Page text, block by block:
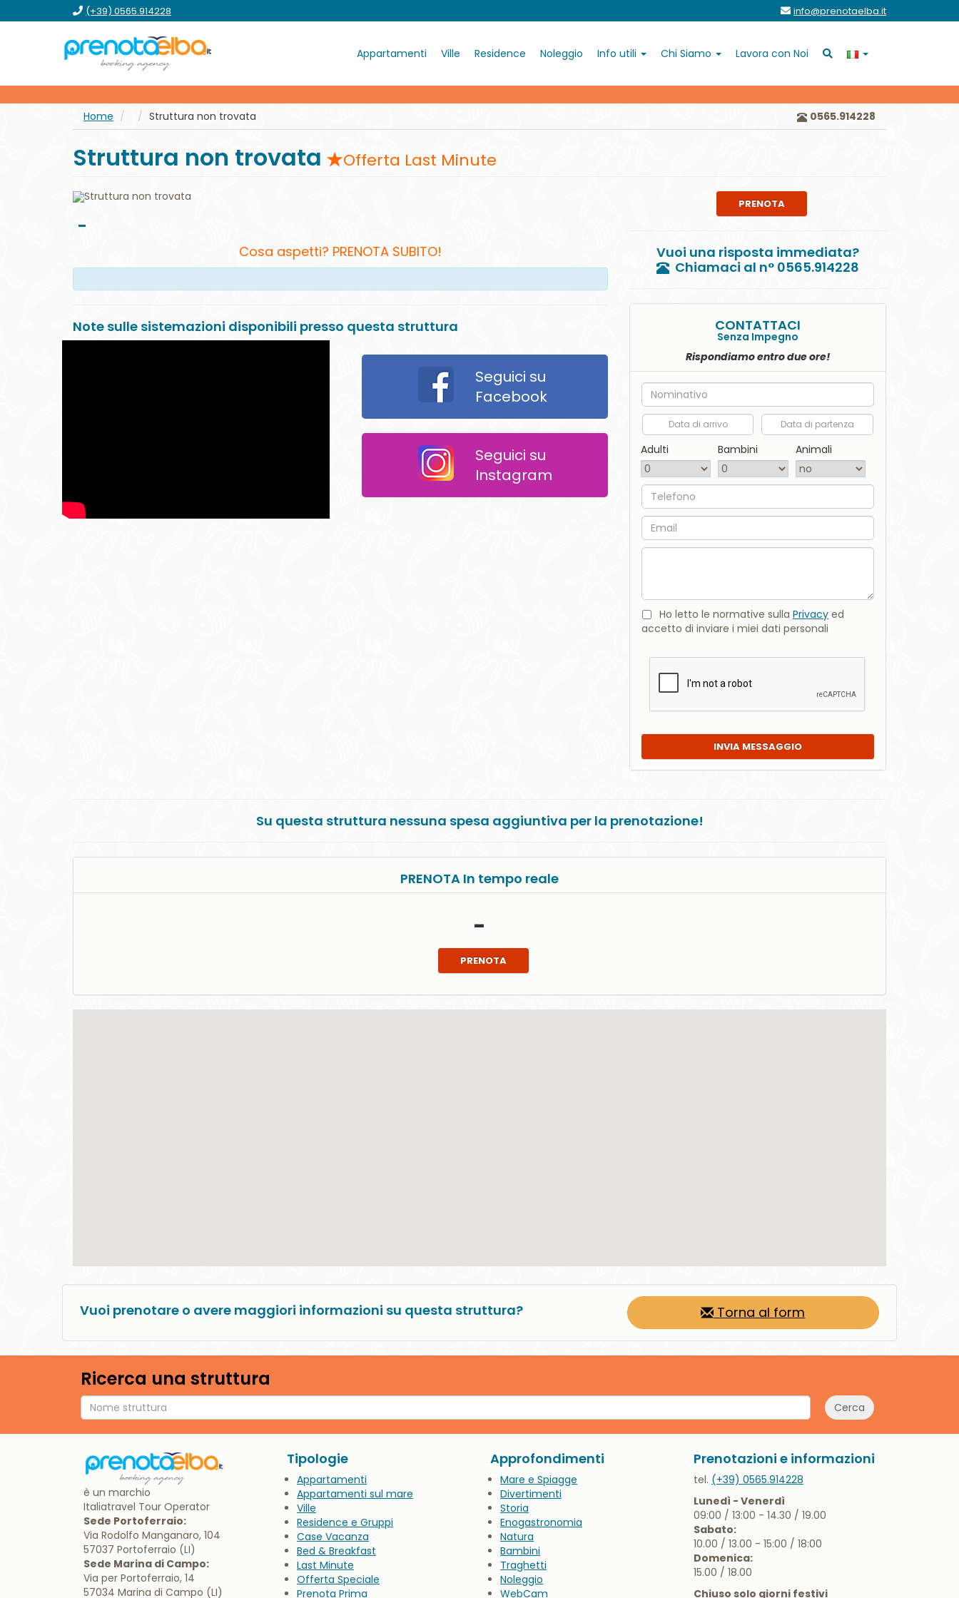
al
al
al
al
(+39) 0565.914228 info@prenotaelba.it
Appartamenti Ville Residence Noleggio Info utili Chi Siamo Lavora con Noi
Home Struttura non trovata 0565.914228
Struttura non trovata Offerta Last Minute
-
Cosa aspetti? PRENOTA SUBITO!
Note sulle sistemazioni disponibili presso questa struttura
Seguici su
Facebook
Seguici su
Instagram
PRENOTA
Vuoi una risposta immediata?
Chiamaci al n° 0565.914228
CONTATTACI
Senza Impegno
Rispondiamo entro due ore!
Nome
Data di arrivo
Data di partenza
Adulti
Bambini Animali
Telefono
Email
Ho letto le normative sulla Privacy ed
accetto di inviare i miei dati personali
INVIA MESSAGGIO
Su questa struttura nessuna spesa aggiuntiva per la prenotazione!
PRENOTA In tempo reale
-
PRENOTA
Vuoi prenotare o avere maggiori informazioni su questa struttura? Torna al form
Ricerca una struttura
Cerca
è un marchio
Italiatravel Tour Operator
Sede Portoferraio:
Via Rodolfo Manganaro, 104
57037 Portoferraio (LI)
Sede Marina di Campo:
Via per Portoferraio, 14
57034 Marina di Campo (LI)
Tipologie
Appartamenti
Appartamenti sul mare
Ville
Residence e Gruppi
Case Vacanza
Bed & Breakfast
Last Minute
Offerta Speciale
Prenota Prima
Approfondimenti
Mare e Spiagge
Divertimenti
Storia
Enogastronomia
Natura
Bambini
Traghetti
Noleggio
WebCam
Prenotazioni e informazioni
tel. (+39) 0565.914228
Lunedì - Venerdì
09:00 / 13:00 - 14.30 / 19.00
Sabato:
10.00 / 13.00 - 15:00 / 18:00
Domenica:
15.00 / 18.00
Chiuso solo giorni festivi